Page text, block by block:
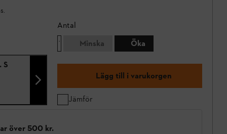
S
Antal
Minska
Öka
Lägg till i varukorgen
Jämför
över 500 kr.